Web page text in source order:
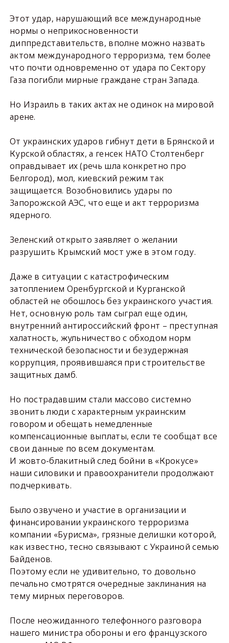
Этот удар, нарушающий все международные
нормы о неприкосновенности
диппредставительств, вполне можно назвать
актом международного терроризма, тем более
что почти одновременно от удара по Сектору
Газа погибли мирные граждане стран Запада.
Но Израиль в таких актах не одинок на мировой
арене.
От украинских ударов гибнут дети в Брянской и
Курской областях, а генсек НАТО Столтенберг
оправдывает их (речь шла конкретно про
Белгород), мол, киевский режим так
защищается. Возобновились удары по
Запорожской АЭС, что еще и акт терроризма
ядерного.
Зеленский открыто заявляет о желании
разрушить Крымский мост уже в этом году.
Даже в ситуации с катастрофическим
затоплением Оренбургской и Курганской
областей не обошлось без украинского участия.
Нет, основную роль там сыграл еще один,
внутренний антироссийский фронт – преступная
халатность, жульничество с обходом норм
технической безопасности и безудержная
коррупция, проявившаяся при строительстве
защитных дамб.
Но пострадавшим стали массово системно
звонить люди с характерным украинским
говором и обещать немедленные
компенсационные выплаты, если те сообщат все
свои данные по всем документам.
И жовто-блакитный след бойни в «Крокусе»
наши силовики и правоохранители продолжают
подчеркивать.
Было озвучено и участие в организации и
финансировании украинского терроризма
компании «Бурисма», грязные делишки которой,
как известно, тесно связывают с Украиной семью
Байденов.
Поэтому если не удивительно, то довольно
печально смотрятся очередные заклинания на
тему мирных переговоров.
После неожиданного телефонного разговора
нашего министра обороны и его французского